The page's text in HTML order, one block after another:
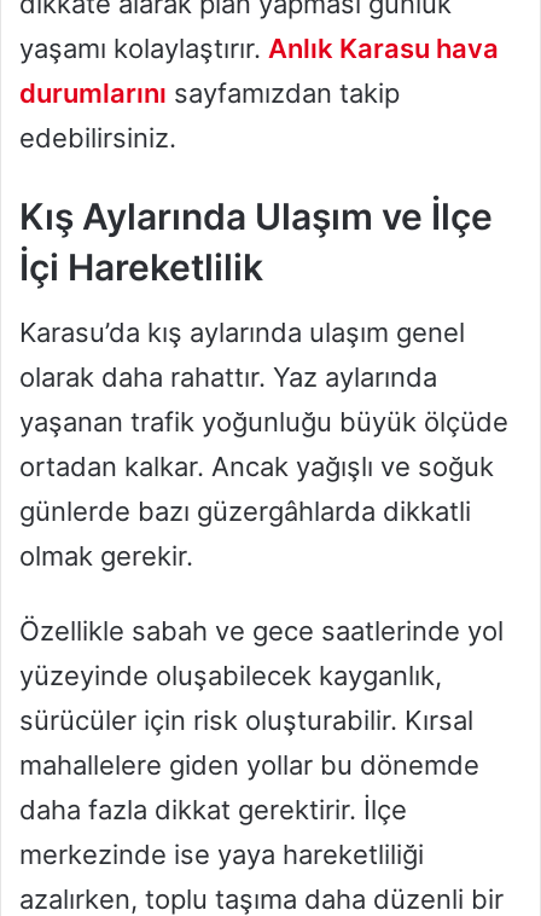
yaşamı kolaylaştırır. Anlık Karasu hava
durumlarını sayfamızdan takip
edebilirsiniz.
Kış Aylarında Ulaşım ve İlçe
İçi Hareketlilik
Karasu’da kış aylarında ulaşım genel
olarak daha rahattır. Yaz aylarında
yaşanan trafik yoğunluğu büyük ölçüde
ortadan kalkar. Ancak yağışlı ve soğuk
günlerde bazı güzergâhlarda dikkatli
olmak gerekir.
Özellikle sabah ve gece saatlerinde yol
yüzeyinde oluşabilecek kayganlık,
sürücüler için risk oluşturabilir. Kırsal
mahallelere giden yollar bu dönemde
daha fazla dikkat gerektirir. İlçe
merkezinde ise yaya hareketliliği
azalırken, toplu taşıma daha düzenli bir